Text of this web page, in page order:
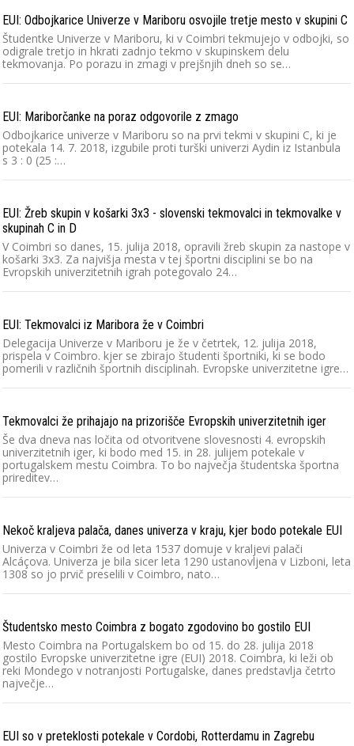
EUI: Odbojkarice Univerze v Mariboru osvojile tretje mesto v skupini C
Študentke Univerze v Mariboru, ki v Coimbri tekmujejo v odbojki, so
odigrale tretjo in hkrati zadnjo tekmo v skupinskem delu
tekmovanja. Po porazu in zmagi v prejšnjih dneh so se…
EUI: Mariborčanke na poraz odgovorile z zmago
Odbojkarice univerze v Mariboru so na prvi tekmi v skupini C, ki je
potekala 14. 7. 2018, izgubile proti turški univerzi Aydin iz Istanbula
s 3 : 0 (25 :…
EUI: Žreb skupin v košarki 3x3 - slovenski tekmovalci in tekmovalke v
skupinah C in D
V Coimbri so danes, 15. julija 2018, opravili žreb skupin za nastope v
košarki 3x3. Za najvišja mesta v tej športni disciplini se bo na
Evropskih univerzitetnih igrah potegovalo 24…
EUI: Tekmovalci iz Maribora že v Coimbri
Delegacija Univerze v Mariboru je že v četrtek, 12. julija 2018,
prispela v Coimbro. kjer se zbirajo študenti športniki, ki se bodo
pomerili v različnih športnih disciplinah. Evropske univerzitetne igre…
Tekmovalci že prihajajo na prizorišče Evropskih univerzitetnih iger
Še dva dneva nas ločita od otvoritvene slovesnosti 4. evropskih
univerzitetnih iger, ki bodo med 15. in 28. julijem potekale v
portugalskem mestu Coimbra. To bo največja študentska športna
prireditev…
Nekoč kraljeva palača, danes univerza v kraju, kjer bodo potekale EUI
Univerza v Coimbri že od leta 1537 domuje v kraljevi palači
Alcáçova. Univerza je bila sicer leta 1290 ustanovljena v Lizboni, leta
1308 so jo prvič preselili v Coimbro, nato…
Študentsko mesto Coimbra z bogato zgodovino bo gostilo EUI
Mesto Coimbra na Portugalskem bo od 15. do 28. julija 2018
gostilo Evropske univerzitetne igre (EUI) 2018. Coimbra, ki leži ob
reki Mondego v notranjosti Portugalske, danes predstavlja četrto
največje…
EUI so v preteklosti potekale v Cordobi, Rotterdamu in Zagrebu